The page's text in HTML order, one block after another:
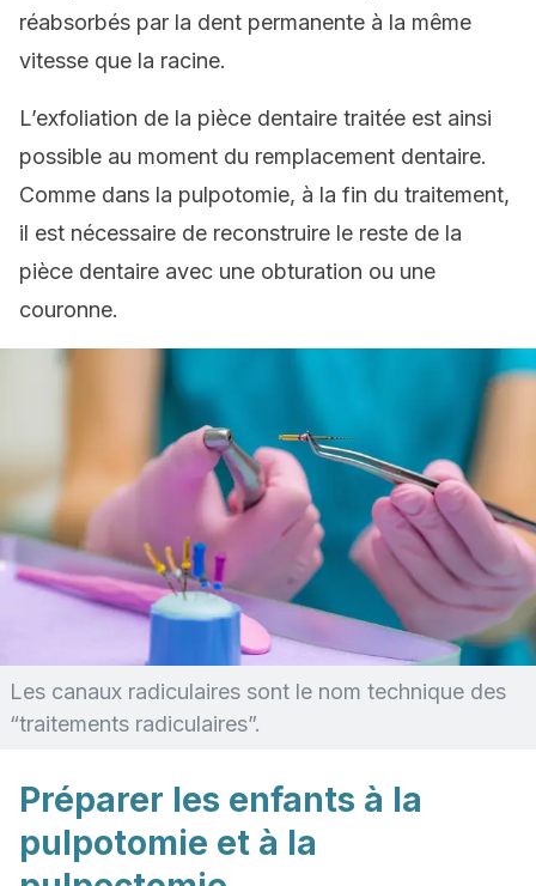
réabsorbés par la dent permanente à la même
vitesse que la racine.
L’exfoliation de la pièce dentaire traitée est ainsi
possible au moment du remplacement dentaire.
Comme dans la pulpotomie, à la fin du traitement,
il est nécessaire de reconstruire le reste de la
pièce dentaire avec une obturation ou une
couronne.
Les canaux radiculaires sont le nom technique des
“traitements radiculaires”.
Préparer les enfants à la
pulpotomie et à la